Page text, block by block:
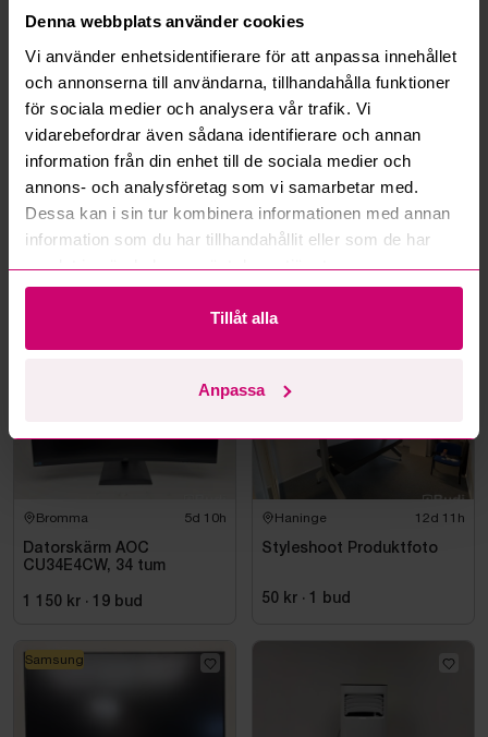
Denna webbplats använder cookies
Vi använder enhetsidentifierare för att anpassa innehållet
och annonserna till användarna, tillhandahålla funktioner
för sociala medier och analysera vår trafik. Vi
vidarebefordrar även sådana identifierare och annan
information från din enhet till de sociala medier och
annons- och analysföretag som vi samarbetar med.
Dessa kan i sin tur kombinera informationen med annan
information som du har tillhandahållit eller som de har
samlat in när du har använt deras tjänster.
Tillåt alla
Anpassa
Hur fungerar budmotorn?
Kan jag ångra ett bud?
Kan ni frakta mina vunna objekt?
Läs fler frågor och svar
Mer från samma kategori
Bromma 5d 10h
Datorskärm AOC
CU34E4CW, 34 tum
1 150 kr · 19 bud
Haninge 12d 11h
Styleshoot Produktfoto
50 kr · bud
Samsung